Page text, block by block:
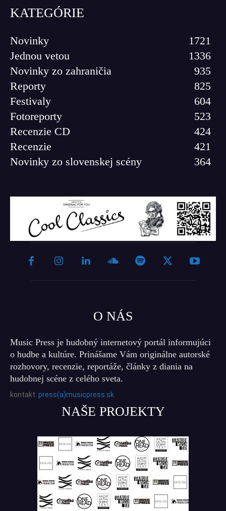
KATEGÓRIE
Novinky
1721
Jednou vetou
1336
Novinky zo zahraničia
935
Reporty
825
Festivaly
604
Fotoreporty
523
Recenzie CD
424
Recenzie
421
Novinky zo slovenskej scény
364
O NÁS
Music Press je hudobný internetový portál informujúci
o hudbe a kultúre. Prinášame Vám originálne autorské
rozhovory, recenzie, reportáže, články z diania na
hudobnej scéne z celého sveta.
kontakt: press(a)musicpress.sk
NAŠE PROJEKTY